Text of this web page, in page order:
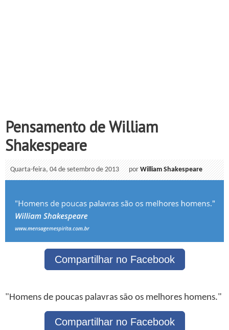
Pensamento de William
Shakespeare
Quarta-feira, 04 de setembro de 2013 porWilliam Shakespeare
Compartilhar no Facebook
"Homens de poucas palavras são os melhores homens."
Compartilhar no Facebook